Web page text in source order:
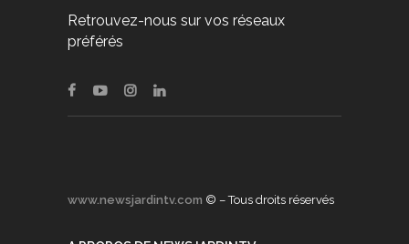
Retrouvez-nous sur vos réseaux
préférés
www.newsjardintv.com © – Tous droits réservés